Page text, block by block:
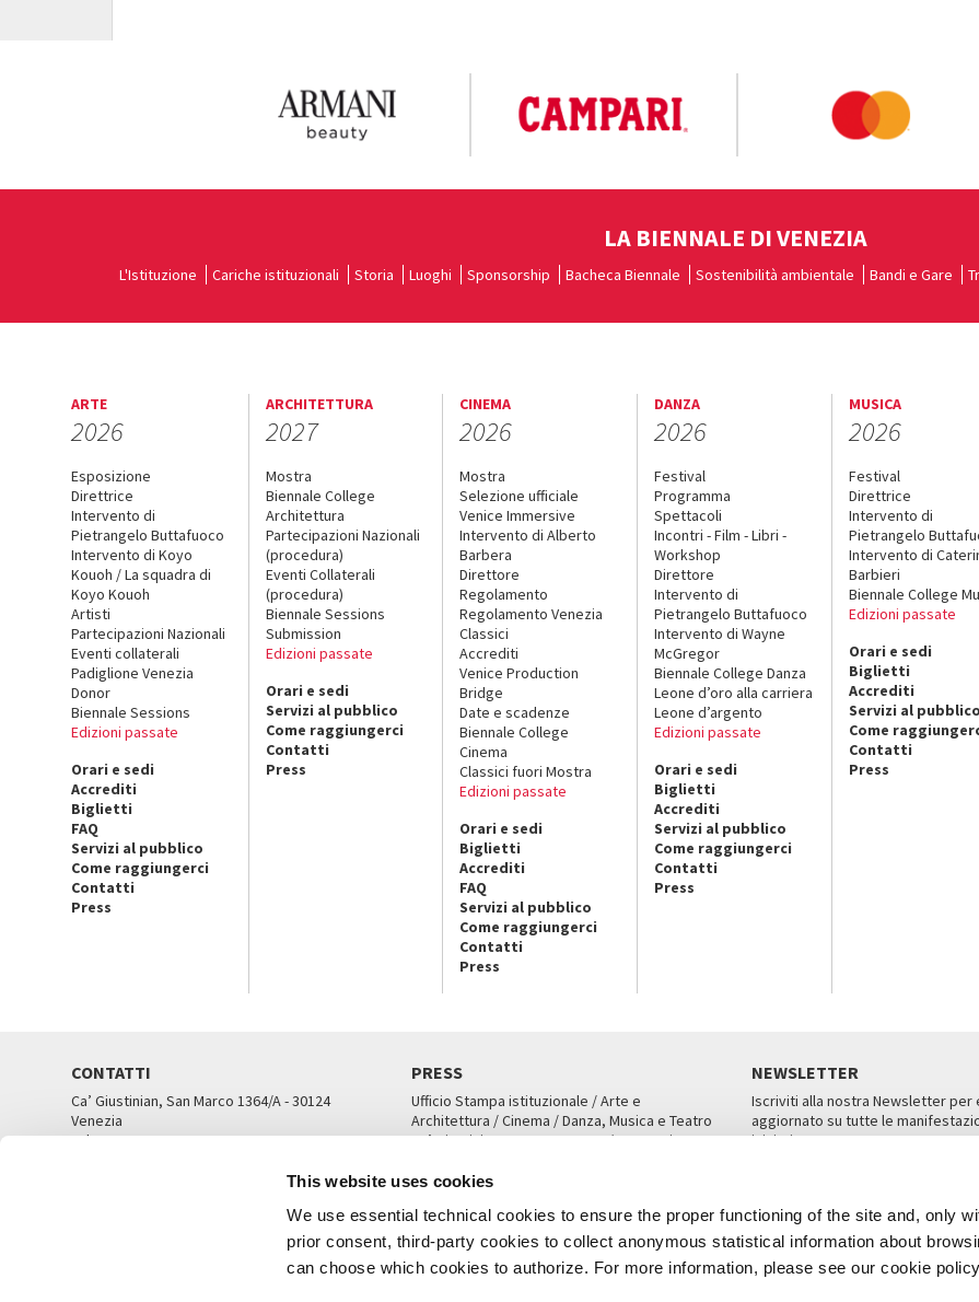
This website uses cookies
We use essential technical cookies to ensure the proper functioning of the site and, only
prior consent, third-party cookies to collect anonymous statistical information about
can choose which cookies to authorize. For more information, please see our cookie
LA BIENNALE DI VENEZIA
L'Istituzione Cariche istituzionali Storia Luoghi Sponsorship Bacheca Biennale Sostenibilità ambientale Bandi e Gare
ARTE
2026
Esposizione
Direttrice
Intervento di
Pietrangelo Buttafuoco
Intervento di Koyo
Kouoh / La squadra di
Koyo Kouoh
Artisti
Partecipazioni Nazionali
Eventi collaterali
Padiglione Venezia
Donor
Biennale Sessions
Edizioni passate
Orari e sedi
Accrediti
Biglietti
FAQ
Servizi al pubblico
Come raggiungerci
Contatti
Press
ARCHITETTURA
2027
Mostra
Biennale College
Architettura
Partecipazioni Nazionali
(procedura)
Eventi Collaterali
(procedura)
Biennale Sessions
Submission
Edizioni passate
Orari e sedi
Servizi al pubblico
Come raggiungerci
Contatti
Press
CINEMA
2026
Mostra
Selezione ufficiale
Venice Immersive
Intervento di Alberto
Barbera
Direttore
Regolamento
Regolamento Venezia
Classici
Accrediti
Venice Production
Bridge
Date e scadenze
Biennale College
Cinema
Classici fuori Mostra
Edizioni passate
Orari e sedi
Biglietti
Accrediti
FAQ
Servizi al pubblico
Come raggiungerci
Contatti
Press
DANZA
2026
Festival
Programma
Spettacoli
Incontri - Film - Libri -
Workshop
Direttore
Intervento di
Pietrangelo Buttafuoco
Intervento di Wayne
McGregor
Biennale College Danza
Leone d’oro alla carriera
Leone d’argento
Edizioni passate
Orari e sedi
Biglietti
Accrediti
Servizi al pubblico
Come raggiungerci
Contatti
Press
MUSICA
2026
Festival
Direttrice
Intervento di
Pietrangelo
Intervento di
Barbieri
Biennale College
Edizioni passate
Orari e sedi
Biglietti
Accrediti
Servizi al pubblico
Come
Contatti
Press
CONTATTI
Ca’ Giustinian, San Marco 1364/A - 30124
Venezia
Tel. 041 5218711
PRESS
Ufficio Stampa istituzionale / Arte e
Architettura / Cinema / Danza, Musica e Teatro
Ca’ Giustinian, San Marco 1364/A, Venezia
UFFICI STAMPA
NEWSLETTER
Iscriviti alla nostra Newsletter per
aggiornato su tutte le
iniziative.